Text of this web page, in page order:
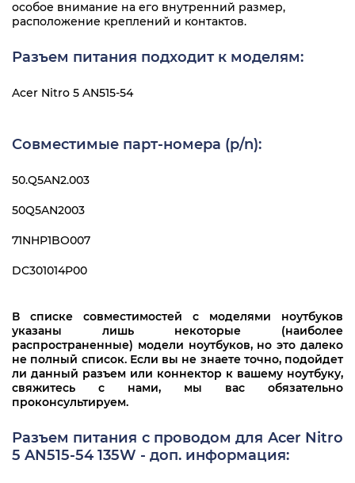
особое внимание на его внутренний размер,
расположение креплений и контактов.
Разъем питания подходит к моделям:
Acer Nitro 5 AN515-54
Совместимые парт-номера (p/n):
50.Q5AN2.003
50Q5AN2003
71NHP1BO007
DC301014P00
В списке совместимостей с моделями ноутбуков
указаны лишь некоторые (наиболее
распространенные) модели ноутбуков, но это далеко
не полный список. Если вы не знаете точно, подойдет
ли данный разъем или коннектор к вашему ноутбуку,
свяжитесь с нами, мы вас обязательно
проконсультируем.
Разъем питания с проводом для Acer Nitro
5 AN515-54 135W - доп. информация: